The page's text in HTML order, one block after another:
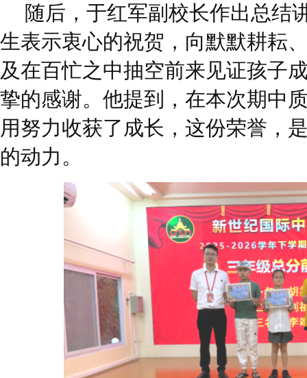
随后，于红军副校长作出总结
生表示衷心的祝贺，向默默耕耘
及在百忙之中抽空前来见证孩子
挚的感谢。他提到，在本次期中
用努力收获了成长，这份荣誉，
的动力。